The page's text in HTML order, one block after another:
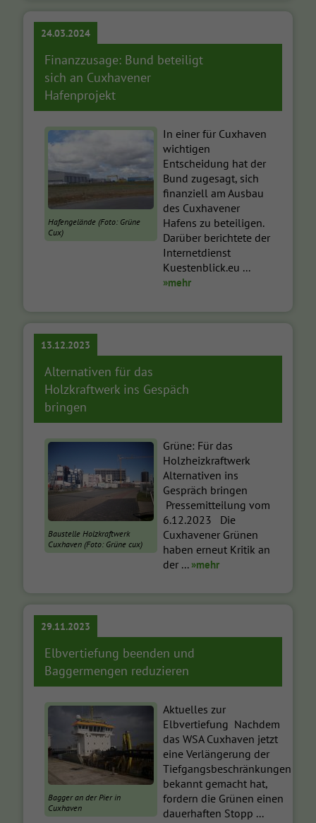
24.03.2024
Finanzzusage: Bund beteiligt
sich an Cuxhavener
Hafenprojekt
Hafengelände (Foto: Grüne
Cux)
In einer für Cuxhaven
wichtigen
Entscheidung hat der
Bund zugesagt, sich
finanziell am Ausbau
des Cuxhavener
Hafens zu beteiligen.
Darüber berichtete der
Internetdienst
Kuestenblick.eu ...
»mehr
13.12.2023
Alternativen für das
Holzkraftwerk ins Gespäch
bringen
Baustelle Holzkraftwerk
Cuxhaven (Foto: Grüne cux)
Grüne: Für das
Holzheizkraftwerk
Alternativen ins
Gespräch bringen
Pressemitteilung vom
6.12.2023 Die
Cuxhavener Grünen
haben erneut Kritik an
der ... »mehr
29.11.2023
Elbvertiefung beenden und
Baggermengen reduzieren
Bagger an der Pier in
Cuxhaven
Aktuelles zur
Elbvertiefung Nachdem
das WSA Cuxhaven jetzt
eine Verlängerung der
Tiefgangsbeschränkungen
bekannt gemacht hat,
fordern die Grünen einen
dauerhaften Stopp ...